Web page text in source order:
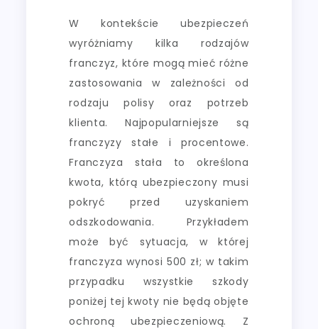
W kontekście ubezpieczeń
wyróżniamy kilka rodzajów
franczyz, które mogą mieć różne
zastosowania w zależności od
rodzaju polisy oraz potrzeb
klienta. Najpopularniejsze są
franczyzy stałe i procentowe.
Franczyza stała to określona
kwota, którą ubezpieczony musi
pokryć przed uzyskaniem
odszkodowania. Przykładem
może być sytuacja, w której
franczyza wynosi 500 zł; w takim
przypadku wszystkie szkody
poniżej tej kwoty nie będą objęte
ochroną ubezpieczeniową. Z